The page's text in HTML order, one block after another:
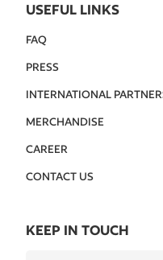
USEFUL LINKS
FAQ
PRESS
INTERNATIONAL
MERCHANDISE
CAREER
CONTACT US
KEEP IN TOUCH